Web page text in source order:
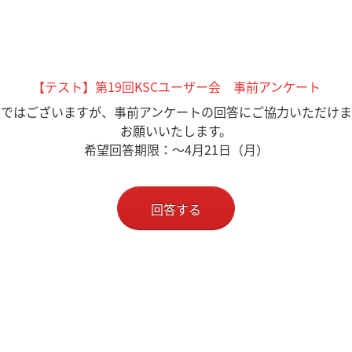
【テスト】第19回KSCユーザー会 事前アンケート
はございますが、事前アンケートの回答にご協力いただけ
お願いいたします。
希望回答期限：～4月21日（月）
回答する